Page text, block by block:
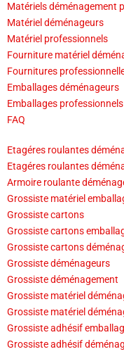
Matériels déménagement
Matériel déménageurs
Matériel professionnels
Fourniture matériel
Fournitures
Emballages déménageurs
Emballages professionnels
FAQ
Etagéres roulantes
Etagéres roulantes
Armoire roulante
Grossiste matériel
Grossiste cartons
Grossiste cartons
Grossiste cartons
Grossiste déménageurs
Grossiste déménagement
Grossiste matériel
Grossiste matériel
Grossiste adhésif
Grossiste adhésif